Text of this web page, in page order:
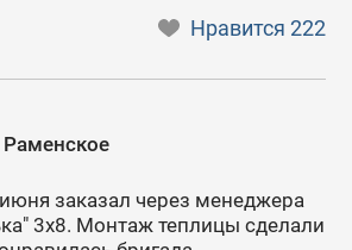
Нравится222
Раменское
заказал через менеджера
3х8. Монтаж теплицы сделали